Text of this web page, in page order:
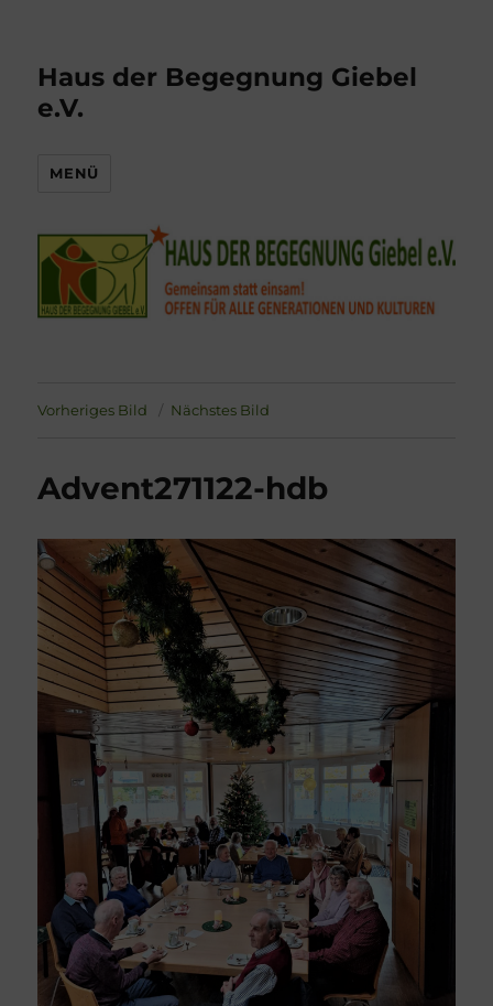
Haus der Begegnung Giebel
e.V.
MENÜ
Vorheriges Bild Nächstes Bild
Advent271122-hdb